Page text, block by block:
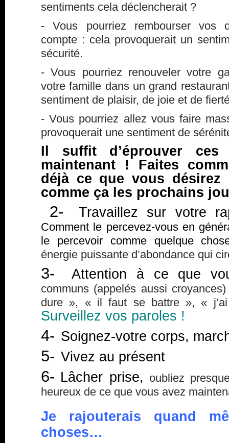
sentiments cela déclencherait ?
- Vous pourriez rembourser vos
compte : cela provoquerait un
sécurité.
- Vous pourriez renouveler votre
votre famille dans un grand
sentiment de plaisir, de joie et de
- Vous pourriez allez vous faire
provoquerait une sentiment de
Il suffit d’éprouver ces
maintenant ! Faites
déjà ce que vous
comme ça les prochains
2- Travaillez sur votre
Comment le percevez-vous en
le percevoir comme quelque
énergie puissante d’abondance qui
3- Attention à ce que
communs (appelés aussi
dure », « il faut se battre », «
Surveillez vos paroles !
4- Soignez-votre corps,
5- Vivez au présent
6- Lâcher prise, oubliez
heureux de ce que vous avez
Je rajouterais quand
choses…